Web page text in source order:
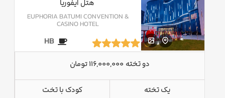
هتل ایفوریا
EUPHORIA BATUMI CONVENTION &
CASINO HOTEL
HB
دو تخته 116,000,000 تومان
یک تخته کودک با تخت